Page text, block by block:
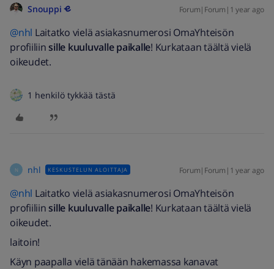
Snouppi Forum|Forum|1 year ago
@nhl Laitatko vielä asiakasnumerosi OmaYhteisön
profiiliinsille kuuluvalle paikalle! Kurkataan täältä vielä
oikeudet.
1 henkilö tykkää tästä
N nhl KESKUSTELUN ALOITTAJA Forum|Forum|1 year ago
@nhl Laitatko vielä asiakasnumerosi OmaYhteisön
profiiliinsille kuuluvalle paikalle! Kurkataan täältä vielä
oikeudet.
laitoin!
Käyn paapalla vielä tänään hakemassa kanavat